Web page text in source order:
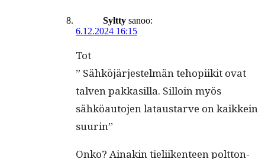
Syltty sanoo:
6.12.2024 16:15
Tot
” Sähköjär­jestelmän tehopi­ik­it ovat
tal­ven pakkasil­la. Sil­loin myös
sähköau­to­jen lataus­tarve on kaikkein
suurin”
Onko? Ainakin tieli­iken­teen polt­ton­